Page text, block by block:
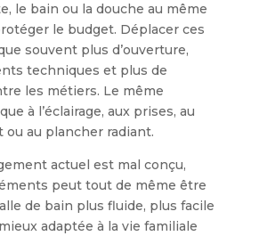
le bain ou la douche au même
le budget. Déplacer ces
souvent plus d’ouverture,
techniques et plus de
les métiers. Le même
à l’éclairage, aux prises, au
ou au plancher radiant.
actuel est mal conçu,
peut tout de même être
de bain plus fluide, plus facile
adaptée à la vie familiale